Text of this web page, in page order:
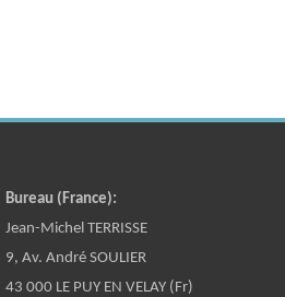
Bureau (France):
Jean-Michel TERRISSE
9, Av. André SOULIER
43 000 LE PUY EN VELAY (Fr)